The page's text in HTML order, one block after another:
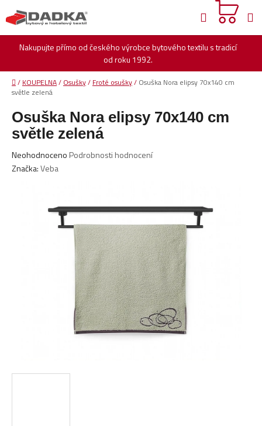
na
obsah
Nakupujte přímo od českého výrobce bytového textilu s tradicí
od roku 1992.
Hledat
Domů
/ KOUPELNA/ Osušky/ Froté osušky/ Osuška Nora elipsy 70x140 cm
světle zelená
Osuška Nora elipsy 70x140 cm
světle zelená
Průměrné
hodnocení
Neohodnoceno Podrobnosti hodnocení
Značka:Veba